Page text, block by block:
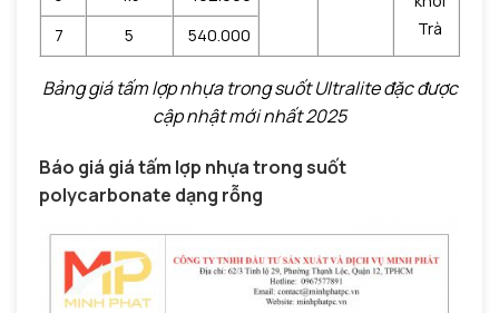
Trà
7
5 540.000
Bảng giá tấm lợp nhựa trong suốt Ultralite đặc được
cập nhật mới nhất 2025
Báo giá giá tấm lợp nhựa trong suốt
polycarbonate dạng rỗng